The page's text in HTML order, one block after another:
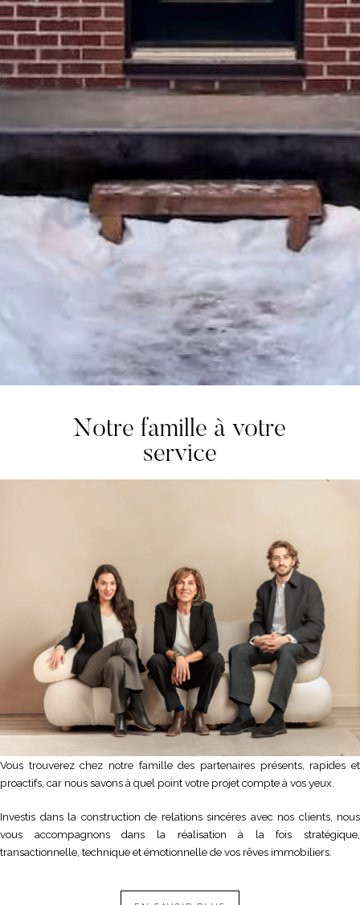
Notre famille à votre
service
Vous trouverez chez notre famille des partenaires présents, rapides et
proactifs, car nous savons à quel point votre projet compte à vos yeux.
Investis dans la construction de relations sincères avec nos clients, nous
vous accompagnons dans la réalisation à la fois stratégique,
transactionnelle, technique et émotionnelle de vos rêves immobiliers.